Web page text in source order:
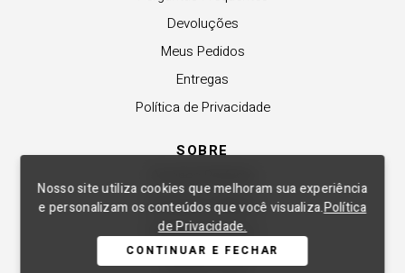
Nosso site utiliza cookies que melhoram sua experiência
e personalizam os conteúdos que você visualiza.Política
de Privacidade.
CONTINUAR E FECHAR
Devoluções
Meus Pedidos
Entregas
Política de Privacidade
SOBRE
Revender a Marca
Trabalhe Conosco
Compre Local